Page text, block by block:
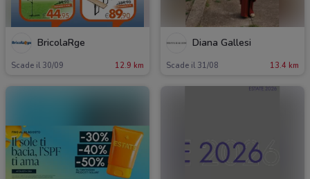
BricolaRge
Scade il 30/09 12.9 km
Diana Gallesi
Scade il 31/08 13.4 km